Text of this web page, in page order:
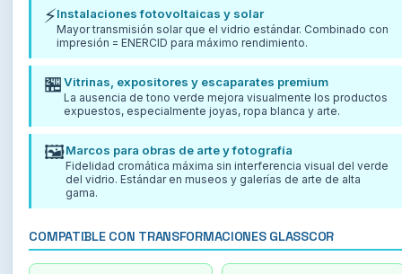
⚡Instalaciones fotovoltaicas y solar
Mayor transmisión solar que el vidrio estándar. Combinado con
impresión = ENERCID para máximo rendimiento.
🏪Vitrinas, expositores y escaparates premium
La ausencia de tono verde mejora visualmente los productos
expuestos, especialmente joyas, ropa blanca y arte.
🖼️Marcos para obras de arte y fotografía
Fidelidad cromática máxima sin interferencia visual del verde
del vidrio. Estándar en museos y galerías de arte de alta
gama.
COMPATIBLE CON TRANSFORMACIONES GLASSCOR